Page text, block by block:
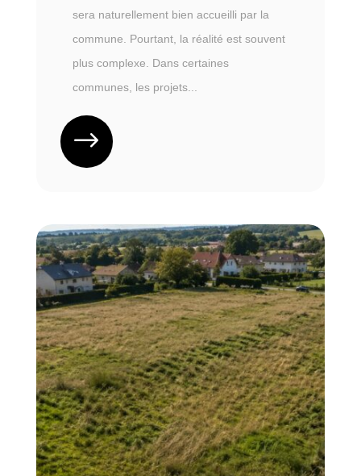
sera naturellement bien accueilli par la
commune. Pourtant, la réalité est souvent
plus complexe. Dans certaines
communes, les projets...